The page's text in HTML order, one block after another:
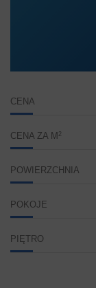
CENA
CENA ZA M 2
POWIERZCHNIA
POKOJE
PIĘTRO